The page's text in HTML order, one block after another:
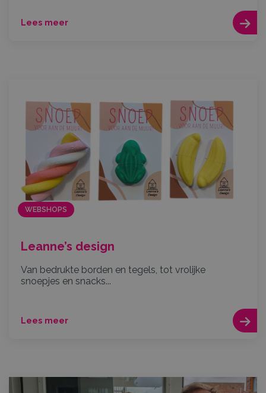
Lees meer
WEBSHOPS
Leanne’s design
Van bedrukte borden en tegels, tot vrolijke
snoepjes en snacks...
Lees meer